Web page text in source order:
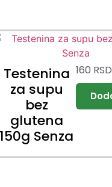
Testenina
za supu
bez
glutena
150g Senza
160 RSD